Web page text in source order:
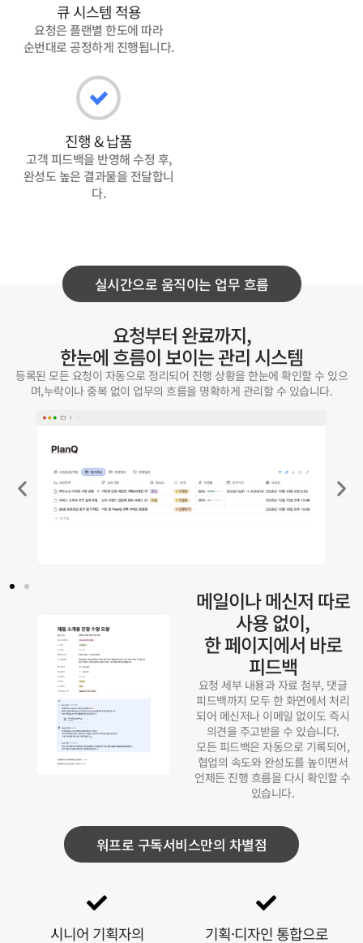
큐 시스템 적용
요청은 플랜별 한도에 따라
순번대로 공정하게 진행됩니다.
진행 & 납품
고객 피드백을 반영해 수정 후,
완성도 높은 결과물을 전달합니
다.
실시간으로 움직이는 업무 흐름
요청부터 완료까지,
한눈에 흐름이 보이는 관리 시스템
등록된 모든 요청이 자동으로 정리되어 진행 상황을 한눈에 확인할 수 있으
며,누락이나 중복 없이 업무의 흐름을 명확하게 관리할 수 있습니다.
메일이나 메신저 따로
사용 없이,
한 페이지에서 바로
피드백
요청 세부 내용과 자료 첨부, 댓글
피드백까지 모두 한 화면에서 처리
되어 메신저나 이메일 없이도 즉시
의견을 주고받을 수 있습니다.
모든 피드백은 자동으로 기록되어,
협업의 속도와 완성도를 높이면서
언제든 진행 흐름을 다시 확인할 수
있습니다.
워프로 구독서비스만의 차별점
시니어 기획자의
기획·디자인 통합으로